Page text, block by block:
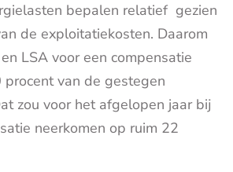
bepalen relatief gezien
de exploitatiekosten. Daarom
LSA voor een compensatie
van de gestegen
zou voor het afgelopen jaar bij
neerkomen op ruim 22